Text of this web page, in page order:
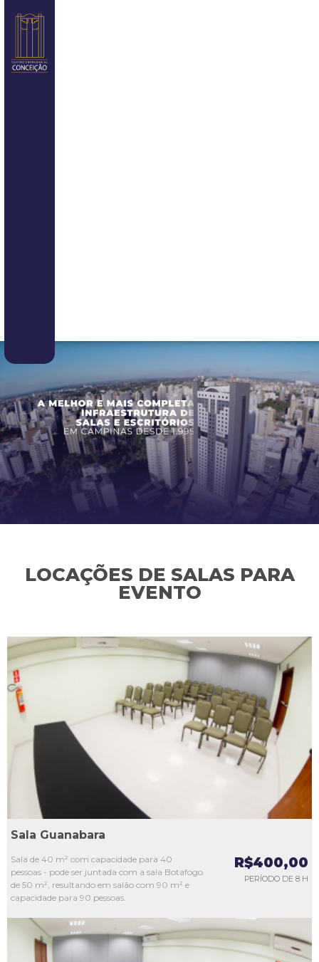
LOCAÇÕES DE SALAS PARA
EVENTO
L4
L5
Sala Guanabara
Sala de 40 m² com capacidade para 40
pessoas - pode ser juntada com a sala Botafogo
de 50 m², resultando em salão com 90 m² e
capacidade para 90 pessoas.
R$400,00
PERÍODO DE 8 H